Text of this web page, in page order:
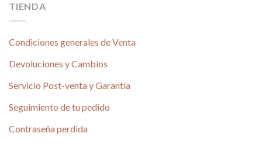
TIENDA
Condiciones generales de Venta
Devoluciones y Cambios
Servicio Post-venta y Garantía
Seguimiento de tu pedido
Contraseña perdida